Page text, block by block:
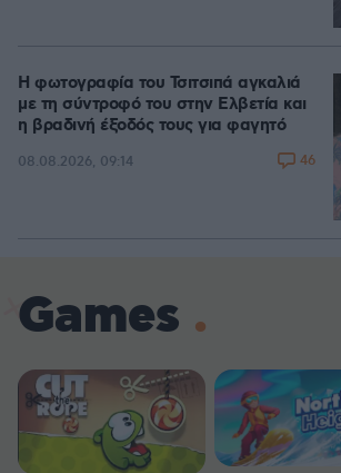
Η φωτογραφία του Τσιτσιπά αγκαλιά
με τη σύντροφό του στην Ελβετία και
η βραδινή έξοδός τους για φαγητό
08.08.2026, 09:14 46
Games